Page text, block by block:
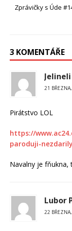
Zprávičky s Úde
3 KOMENTÁŘE
Jelineli
21
Pirátstvo LOL
https://
paroduji-
Navalny je fňukna,
Lubor
22